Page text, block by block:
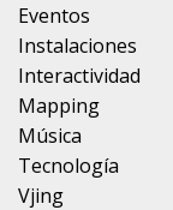
Eventos
Instalaciones
Interactividad
Mapping
Música
Tecnología
Vjing